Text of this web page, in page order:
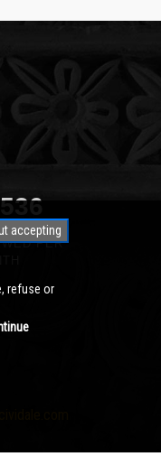
PER
accepting
refuse or